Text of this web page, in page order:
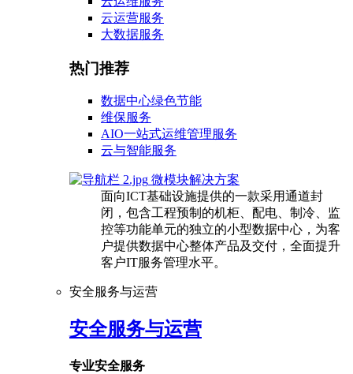
云运营服务
大数据服务
热门推荐
数据中心绿色节能
维保服务
AIO一站式运维管理服务
云与智能服务
微模块解决方案
面向ICT基础设施提供的一款采用通道封
闭，包含工程预制的机柜、配电、制冷、监
控等功能单元的独立的小型数据中心，为客
户提供数据中心整体产品及交付，全面提升
客户IT服务管理水平。
安全服务与运营
安全服务与运营
专业安全服务